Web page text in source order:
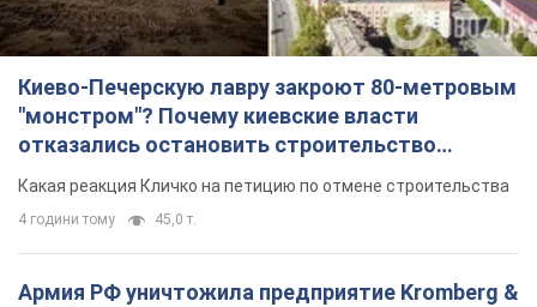
Киево-Печерскую лавру закроют 80-метровым
"монстром"? Почему киевские власти
отказались остановить строительство
небоскреба "московского верующего"
Какая реакция Кличко на петицию по отмене строительства
4 години тому 45,0 т.
Армия РФ уничтожила предприятие Kromberg &